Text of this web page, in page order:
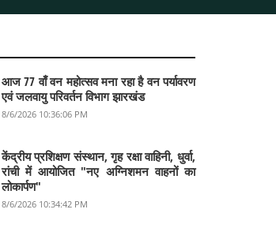
आज 77 वाँ वन महोत्सव मना रहा है वन पर्यावरण
एवं जलवायु परिवर्तन विभाग झारखंड
8/6/2026 10:36:06 PM
केंद्रीय प्रशिक्षण संस्थान, गृह रक्षा वाहिनी, धुर्वा,
रांची में आयोजित "नए अग्निशमन वाहनों का
लोकार्पण"
8/6/2026 10:34:42 PM